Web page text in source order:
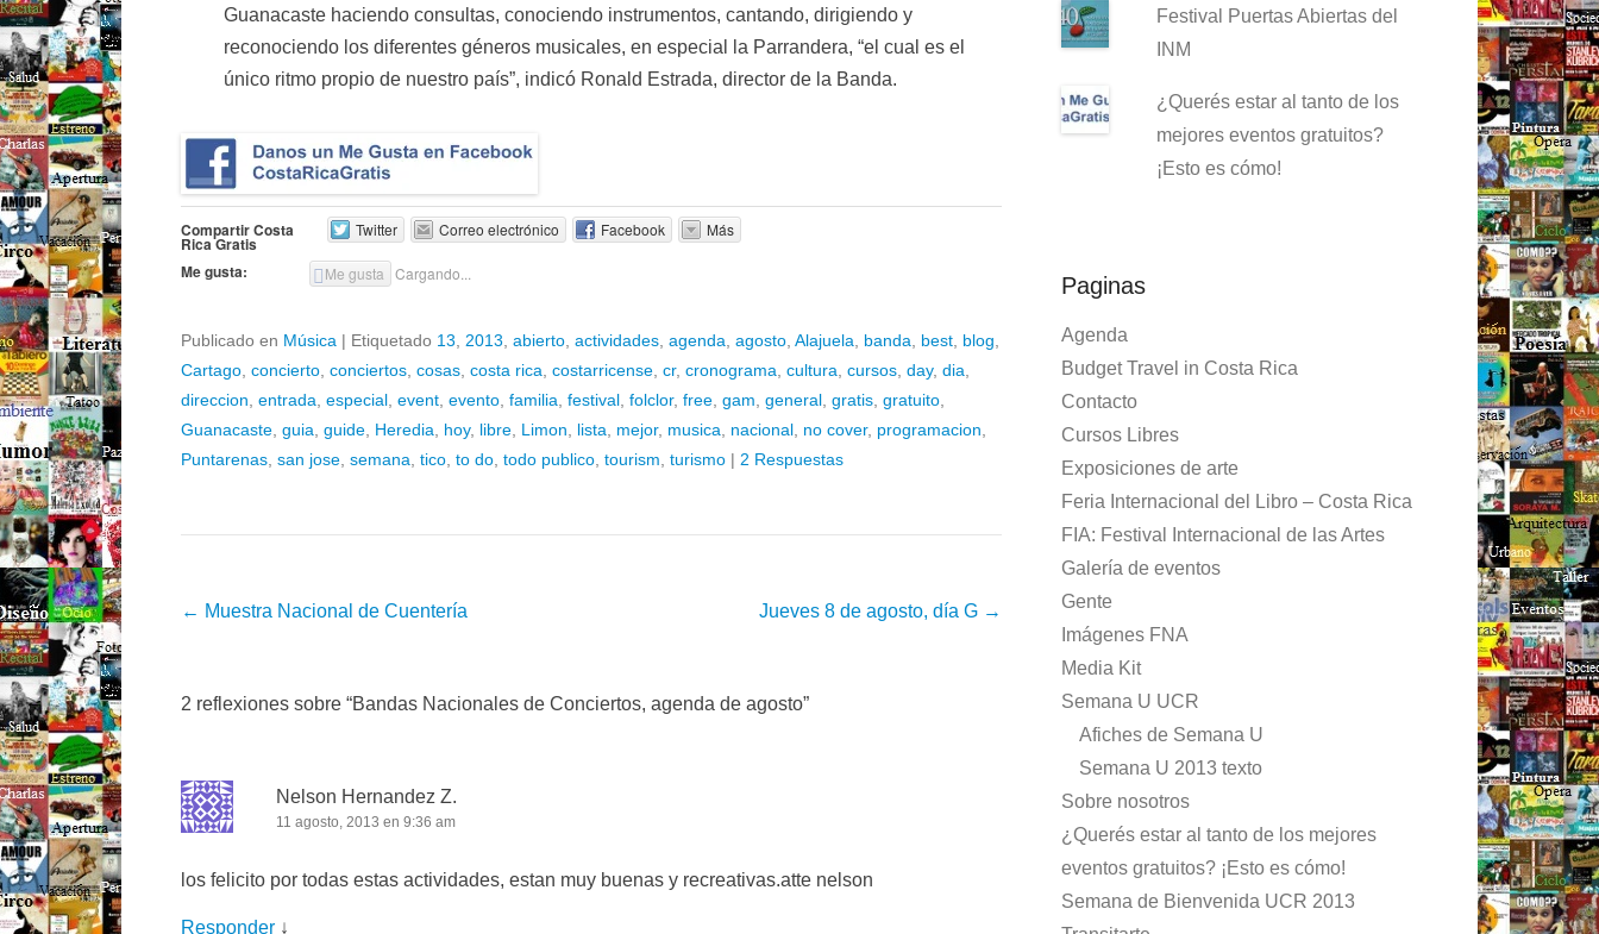
Guanacaste haciendo consultas, conociendo instrumentos, cantando, dirigiendo y
reconociendo los diferentes géneros musicales, en especial la Parrandera, “el cual es el
único ritmo propio de nuestro país”, indicó Ronald Estrada, director de la Banda.
Compartir Costa
Rica Gratis
Twitter Correo electrónico Facebook Más
Me gusta: Me gusta Cargando...
Publicado en Música | Etiquetado 13 2013 abierto actividades agenda agosto Alajuela banda best blog
Cartago concierto conciertos cosas costa rica costarricense cr, cronograma cultura cursos day, dia
direccion entrada especial event evento familia festival folclor, free gam general gratis gratuito
Guanacaste guia guide Heredia hoy, libre Limon lista mejor, musica nacional no cover, programacion
Puntarenas san jose semana tico to do todo publico tourism turismo | 2 Respuestas
Post navigation
← Muestra Nacional de Cuentería Jueves 8 de agosto, día G →
2 reflexiones sobre “Bandas Nacionales de Conciertos, agenda de agosto”
Nelson Hernandez Z.
11 agosto, 2013 en 9:36 am
los felicito por todas estas actividades, estan muy buenas y recreativas.atte nelson
Responder ↓
Festival Puertas Abiertas del
INM
¿Querés estar al tanto de los
mejores eventos gratuitos?
¡Esto es cómo!
Paginas
Agenda
Budget Travel in Costa Rica
Contacto
Cursos Libres
Exposiciones de arte
Feria Internacional del Libro – Costa Rica
FIA: Festival Internacional de las Artes
Galería de eventos
Gente
Imágenes FNA
Media Kit
Semana U UCR
Afiches de Semana U
Semana U 2013 texto
Sobre nosotros
¿Querés estar al tanto de los mejores
eventos gratuitos? ¡Esto es cómo!
Semana de Bienvenida UCR 2013